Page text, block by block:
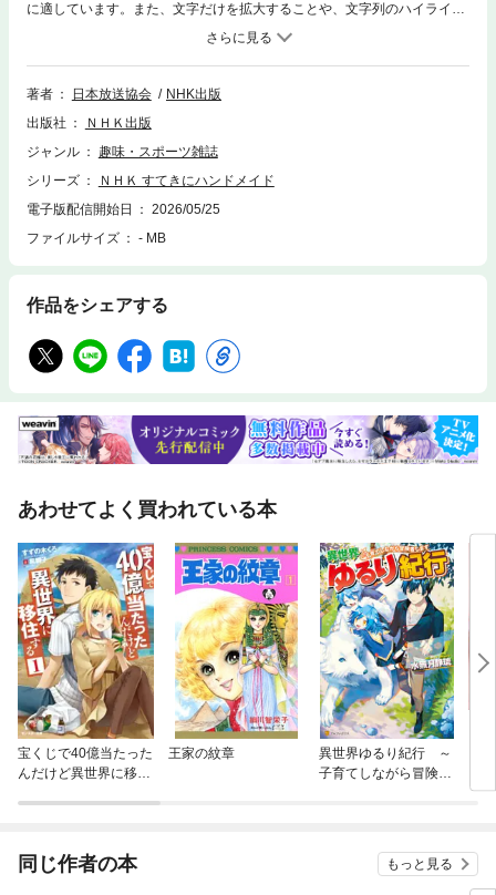
に適しています。また、文字だけを拡大することや、文字列のハイライ
ト、検索、辞書の参照、引用などの機能が使用できません。「いま、これ
作りたい！」が必ず見つかるプロセス写真とカラーイラストで作り方を詳
細に解説。特集では季節に合わせたテーマを紹介します！■ご注意くださ
い■※NHKテキスト電子版では権利処理の都合上、一部コンテンツやコーナ
れでも雨でも！初夏のご機嫌スタイルかぎ針編みのサイドオープンベスト
着回しが楽しいブラウスかぎ針で 透かし模様の夏帽子ほか【TV】手芸で
み入れ馬のかぎ針編みチャームほか■付録型紙について※付録型紙は、ご購
入者に限りパソコンサイトから印刷用のPDFファイル（18枚に分割）がダ
ウンロード可能です（ご利用条件への同意とユーザー情報の登録が必要で
す）。※型紙の印刷にはAdobe Readerの最新版に対応するパソコンと、A
間は発売日より1年間です。
著者 日本放送協会
NHK出版
出版社
ＮＨＫ出版
ジャンル
趣味・スポーツ雑誌
シリーズ
ＮＨＫ すてきにハンドメイド
電子版配信開始日
2026/05/25
ファイルサイズ
- MB
作品をシェアする
あわせてよく買われている本
宝くじで40億当たった
んだけど異世界に移住
王家の紋章
異世界ゆるり紀行 ～
子育てしながら冒険者
同じ作者の本 もっと見る